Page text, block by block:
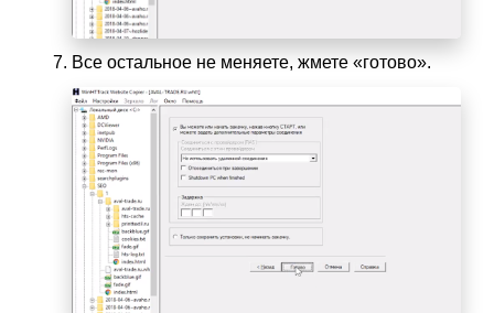
Все остальное не меняете, жмете «готово».